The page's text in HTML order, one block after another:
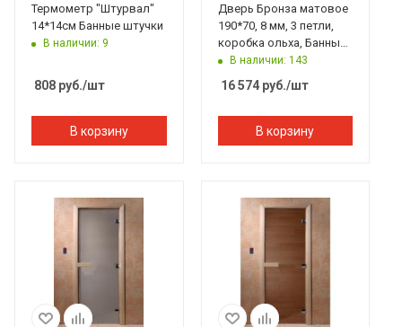
Термометр "Штурвал"
14*14см Банные штучки
В наличии: 9
808 руб./шт
В корзину
Дверь Бронза матовое
190*70, 8 мм, 3 петли,
коробка ольха, Банный
Эксперт
В наличии: 143
16 574руб./шт
В корзину